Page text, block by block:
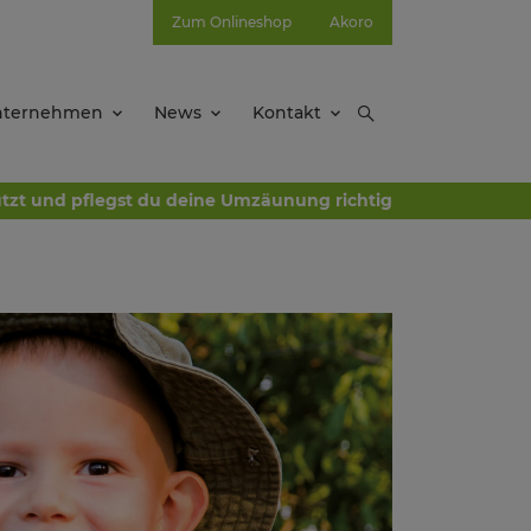
Zum Onlineshop Akoro
News Kontakt
und pflegst du deine Umzäunung richtig